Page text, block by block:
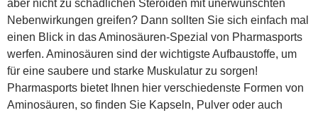
aber nicht zu schädlichen Steroiden mit unerwünschten
Nebenwirkungen greifen? Dann sollten Sie sich einfach mal
einen Blick in das Aminosäuren-Spezial von Pharmasports
werfen. Aminosäuren sind der wichtigste Aufbaustoffe, um
für eine saubere und starke Muskulatur zu sorgen!
Pharmasports bietet Ihnen hier verschiedenste Formen von
Aminosäuren, so finden Sie Kapseln, Pulver oder auch